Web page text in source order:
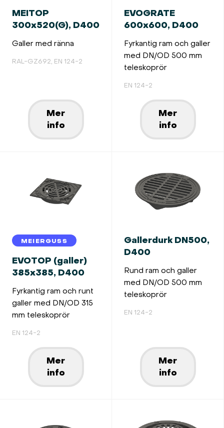
MEITOP
300x520(G), D400
Galler med ränna
RAL-GZ692, EN 124-2
Mer
info
EVOGRATE
600x600, D400
Fyrkantig ram och galler
med DN/OD 500 mm
teleskoprör
EN 124-2
Mer
info
MEIERGUSS
EVOTOP (galler)
385x385, D400
Fyrkantig ram och runt
galler med DN/OD 315
mm teleskoprör
EN 124-2
Mer
info
Gallerdurk DN500,
D400
Rund ram och galler
med DN/OD 500 mm
teleskoprör
EN 124-2
Mer
info